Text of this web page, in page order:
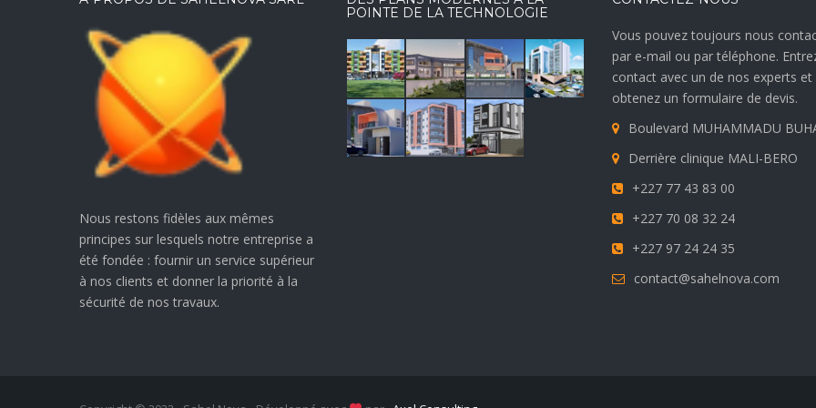
Nous restons fidèles aux mêmes
principes sur lesquels notre entreprise a
été fondée : fournir un service supérieur
à nos clients et donner la priorité à la
sécurité de nos travaux.
POINTE DE LA TECHNOLOGIE
Vous pouvez toujours nous
par e-mail ou par téléphone.
contact avec un de nos experts et
obtenez un formulaire de devis.
Boulevard MUHAMMADU
Derrière clinique MALI-BERO
+227 77 43 83 00
+227 70 08 32 24
+227 97 24 24 35
contact@sahelnova.com